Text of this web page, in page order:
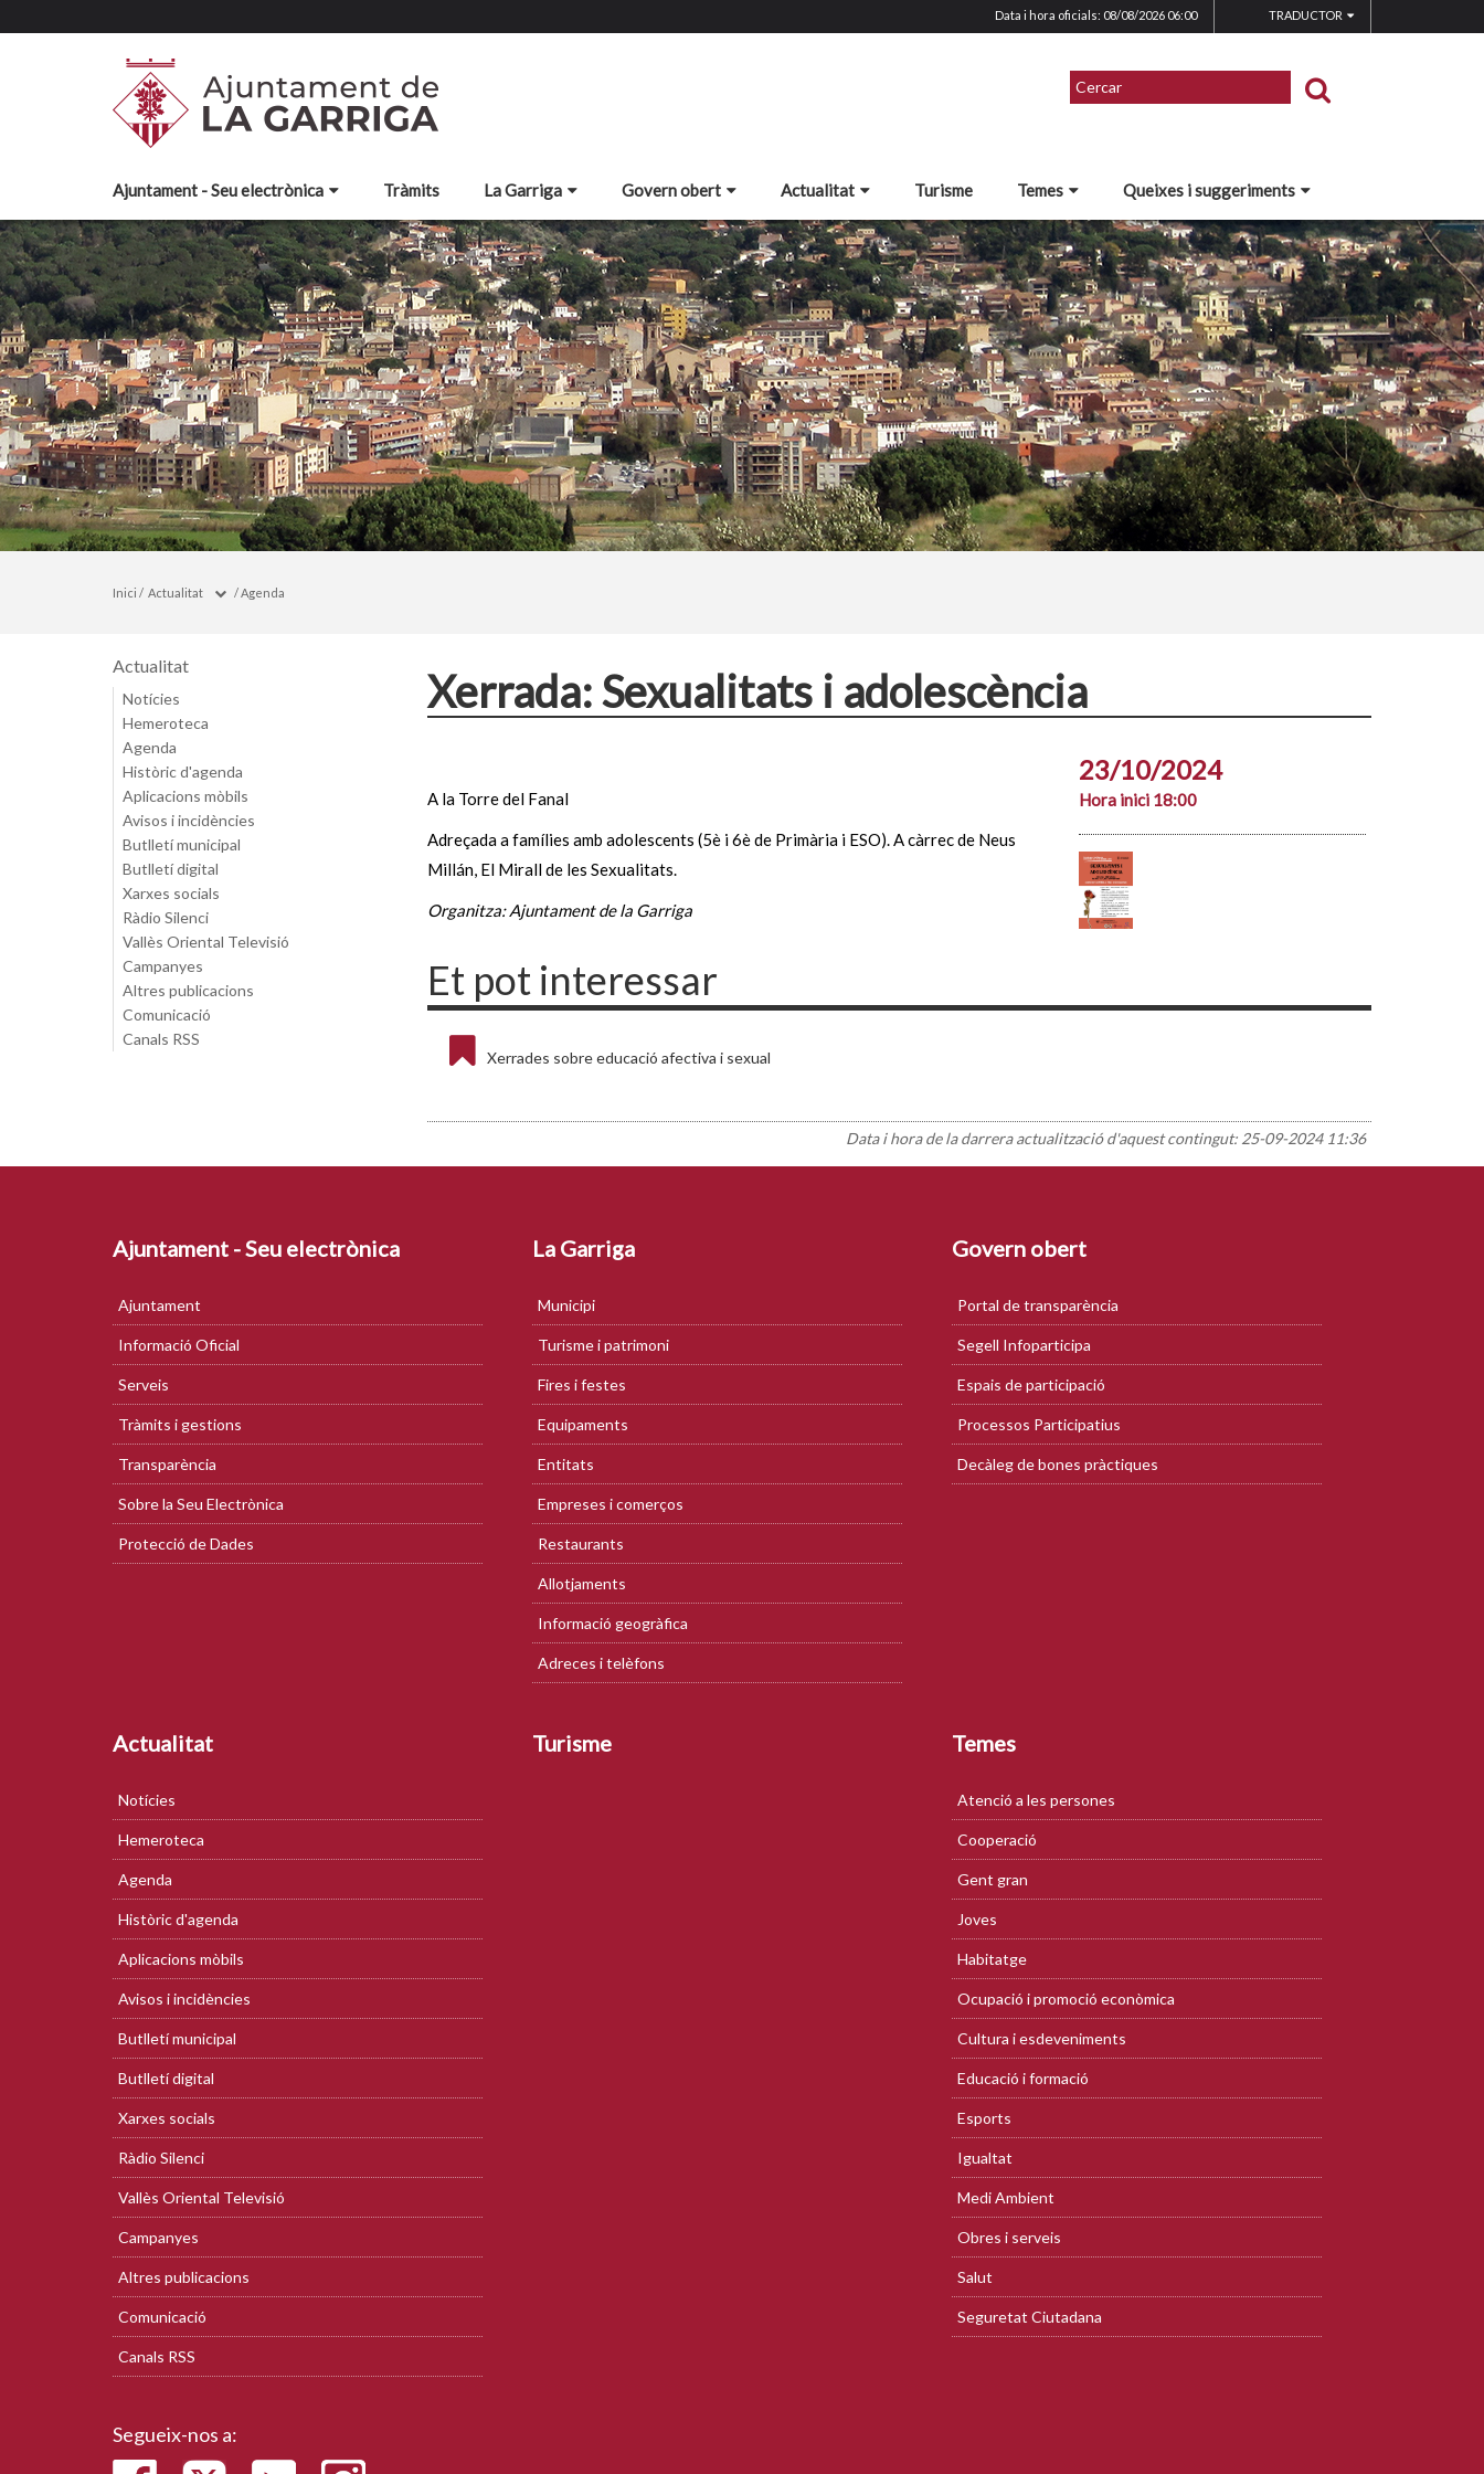
Data i hora oficials: 08/08/2026 06:00 TRADUCTOR
Ajuntament - Seu electrònica Tràmits La Garriga Govern obert Actualitat Turisme Temes Queixes i suggeriments
Inici / Actualitat /Agenda
Actualitat
Notícies
Hemeroteca
Agenda
Històric d'agenda
Aplicacions mòbils
Avisos i incidències
Butlletí municipal
Butlletí digital
Xarxes socials
Ràdio Silenci
Vallès Oriental Televisió
Campanyes
Altres publicacions
Comunicació
Canals RSS
Xerrada: Sexualitats i adolescència
A la Torre del Fanal
Adreçada a famílies amb adolescents (5è i 6è de Primària i ESO). A càrrec de Neus
Millán, El Mirall de les Sexualitats.
Organitza: Ajuntament de la Garriga
23/10/2024
Hora inici 18:00
Et pot interessar
Xerrades sobre educació afectiva i sexual
Data i hora de la darrera actualització d'aquest contingut: 25-09-2024 11:36
Ajuntament - Seu electrònica
Ajuntament
Informació Oficial
Serveis
Tràmits i gestions
Transparència
Sobre la Seu Electrònica
Protecció de Dades
La Garriga
Municipi
Turisme i patrimoni
Fires i festes
Equipaments
Entitats
Empreses i comerços
Restaurants
Allotjaments
Informació geogràfica
Adreces i telèfons
Govern obert
Portal de transparència
Segell Infoparticipa
Espais de participació
Processos Participatius
Decàleg de bones pràctiques
Actualitat
Notícies
Hemeroteca
Agenda
Històric d'agenda
Aplicacions mòbils
Avisos i incidències
Butlletí municipal
Butlletí digital
Xarxes socials
Ràdio Silenci
Vallès Oriental Televisió
Campanyes
Altres publicacions
Comunicació
Canals RSS
Turisme Temes
Atenció a les persones
Cooperació
Gent gran
Joves
Habitatge
Ocupació i promoció econòmica
Cultura i esdeveniments
Educació i formació
Esports
Igualtat
Medi Ambient
Obres i serveis
Salut
Seguretat Ciutadana
Segueix-nos a: